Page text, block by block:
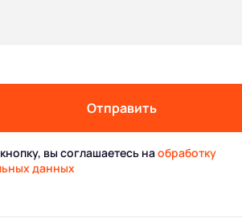
Отправить
вы соглашаетесь наобработку
данных